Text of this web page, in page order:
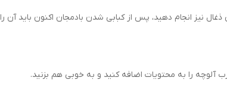
نیز انجام دهید، پس از کبابی شدن بادمجان اکنون باید آن را
آلوچه را به محتویات اضافه کنید و به خوبی هم بزنید.